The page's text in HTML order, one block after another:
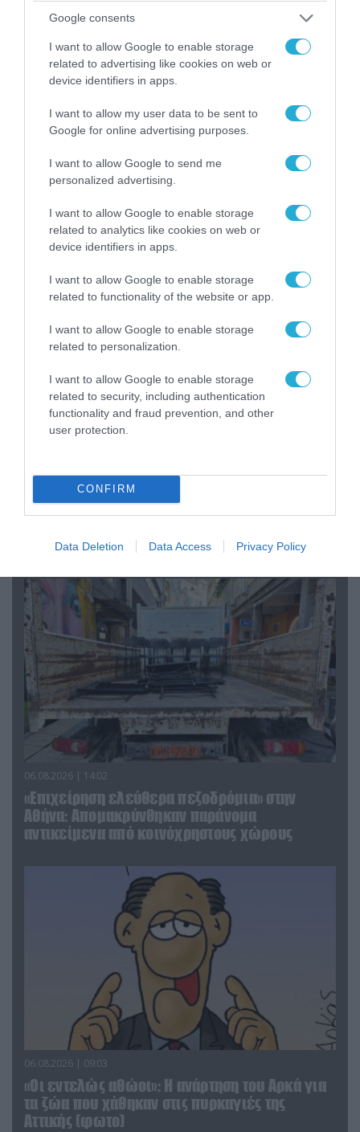
Google consents
I want to allow Google to enable storage
related to advertising like cookies on web or
device identifiers in apps.
I want to allow my user data to be sent to
Google for online advertising purposes.
I want to allow Google to send me
personalized advertising.
I want to allow Google to enable storage
related to analytics like cookies on web or
device identifiers in apps.
I want to allow Google to enable storage
related to functionality of the website or app.
I want to allow Google to enable storage
related to personalization.
I want to allow Google to enable storage
related to security, including authentication
functionality and fraud prevention, and other
user protection.
CONFIRM
Data Deletion Data Access Privacy Policy
08.08.2026 | 09:02
«Η απόλυτη τραγωδία»: Η «αιχμηρή» ανάρτηση
του Αρκά για τα τατουάζ (φωτο)
07.08.2026 | 20:02
Ο Γιάννης Αλαφούζος «τέλειωσε» τον
απομάκρυνσής του
06.08.2026 | 14:02
«Επιχείρηση ελεύθερα πεζοδρόμια» στην
Αθήνα: Απομακρύνθηκαν παράνομα
αντικείμενα από κοινόχρηστους χώρους
06.08.2026 | 09:03
«Οι εντελώς αθώοι»: Η ανάρτηση του Αρκά για
τα ζώα που χάθηκαν στις πυρκαγιές της
Αττικής (φωτο)